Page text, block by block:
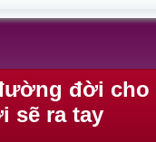
đời
sẽ ra tay